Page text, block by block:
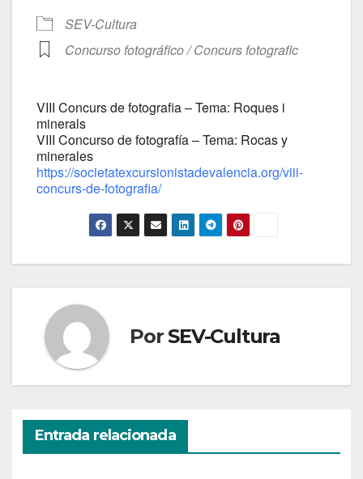
SEV-Cultura
Concurso fotográfico / Concurs fotografic
VIII Concurs de fotografia – Tema: Roques i
minerals
VIII Concurso de fotografía – Tema: Rocas y
minerales
https://societatexcursionistadevalencia.org/viii-
concurs-de-fotografia/
Por SEV-Cultura
Entrada relacionada